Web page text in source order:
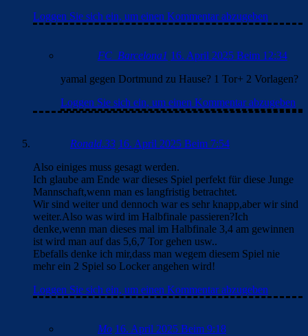
Loggen Sie sich ein, um einen Kommentar abzugeben
FC_Barcelona1 16. April 2025 Beim 12:34
yamal gegen Dortmund zu Hause? 1 Tor+ 2 Vorlagen?
Loggen Sie sich ein, um einen Kommentar abzugeben
Ronald.33 16. April 2025 Beim 7:54
Also einiges muss gesagt werden.
Ich glaube am Ende war dieses Spiel perfekt für diese Junge
Mannschaft,wenn man es langfristig betrachtet.
Wir sind weiter und dennoch war es sehr knapp,aber wir sind
weiter.Also was wird im Halbfinale passieren?Ich
denke,wenn man dieses mal im Halbfinale 3,4 am gewinnen
ist wird man auf das 5,6,7 Tor gehen usw..
Ebefalls denke ich mir,dass man wegem diesem Spiel nie
mehr ein 2 Spiel so Locker angehen wird!
Loggen Sie sich ein, um einen Kommentar abzugeben
Mo 16. April 2025 Beim 9:18